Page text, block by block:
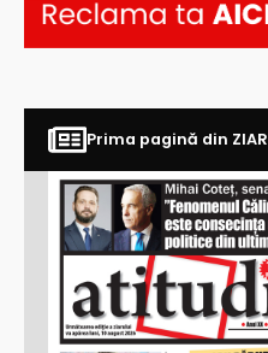
Prima pagină din ZIAR